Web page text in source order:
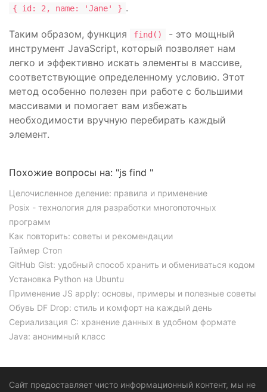
{ id: 2, name: 'Jane' } .
Таким образом, функция find()
- это мощный
инструмент JavaScript, который позволяет нам
легко и эффективно искать элементы в массиве,
соответствующие определенному условию. Этот
метод особенно полезен при работе с большими
массивами и помогает вам избежать
необходимости вручную перебирать каждый
элемент.
Похожие вопросы на: "js find "
Целочисленное деление: правила и применение
Posix - технология для разработки многопоточных
программ
Как повторить: советы и рекомендации
Таймер Стоп
GitHub Gist: удобный способ хранить и обмениваться кодом
Установка Python на Ubuntu
Применение JS apply: основы, примеры и полезные советы
Обувь DF Drop: стиль и комфорт на каждый день
Сериализация C: хранение данных в удобном формате
Java: анонимный класс
Сайт предоставляет чисто информационный контент, мы не